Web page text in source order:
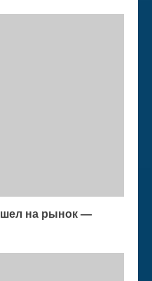
на рынок —